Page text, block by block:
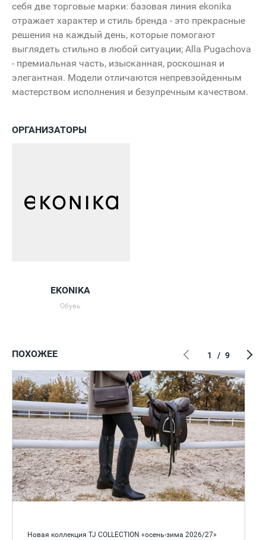
себя две торговые марки: базовая линия ekonika
отражает характер и стиль бренда - это прекрасные
решения на каждый день, которые помогают
выглядеть стильно в любой ситуации; Alla Pugachova
- премиальная часть, изысканная, роскошная и
элегантная. Модели отличаются непревзойденным
мастерством исполнения и безупречным качеством.
ОРГАНИЗАТОРЫ
EKONIKA
Обувь
ПОХОЖЕЕ
Новая коллекция TJ COLLECTION «осень-зима 2026/27»
1 / 9